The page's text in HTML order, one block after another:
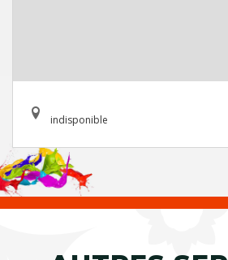
indisponible